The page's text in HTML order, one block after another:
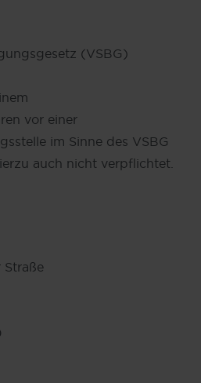
(VSBG)
vor einer
im Sinne des VSBG
auch nicht verpflichtet.
Straße